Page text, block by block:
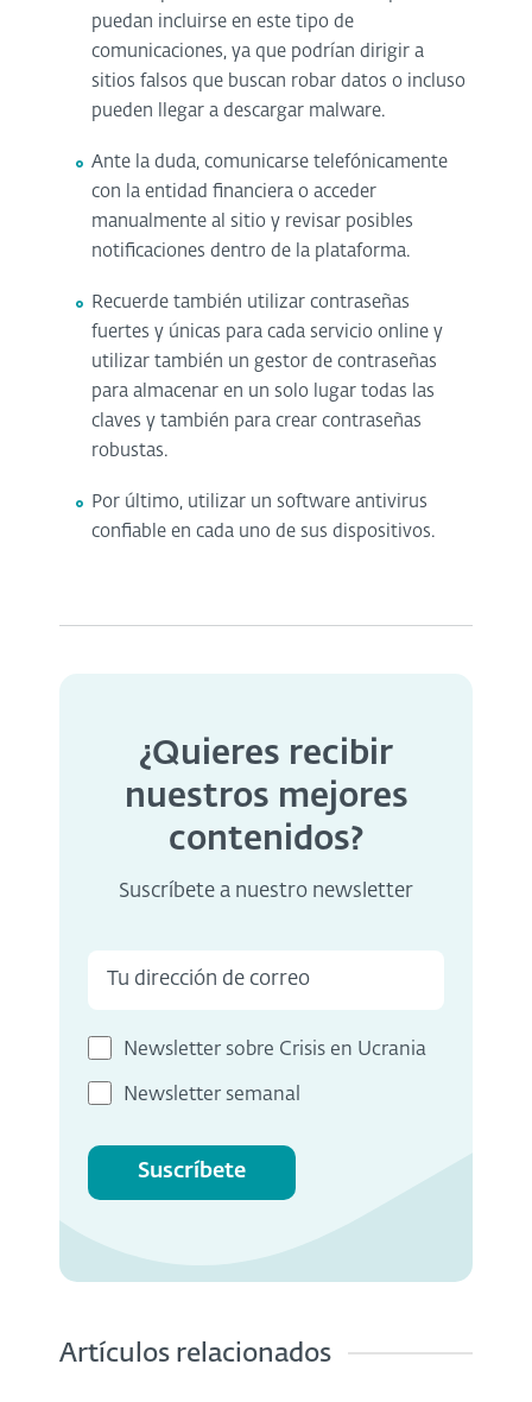
puedan incluirse en este tipo de
comunicaciones, ya que podrían dirigir a
sitios falsos que buscan robar datos o incluso
pueden llegar a descargar malware.
Ante la duda, comunicarse telefónicamente
con la entidad financiera o acceder
manualmente al sitio y revisar posibles
notificaciones dentro de la plataforma.
Recuerde también utilizar contraseñas
fuertes y únicas para cada servicio online y
utilizar también un gestor de contraseñas
para almacenar en un solo lugar todas las
claves y también para crear contraseñas
robustas.
Por último, utilizar un software antivirus
confiable en cada uno de sus dispositivos.
¿Quieres recibir
nuestros mejores
contenidos?
Suscríbete a nuestro newsletter
Newsletter sobre Crisis en Ucrania
Newsletter semanal
Suscríbete
Artículos relacionados